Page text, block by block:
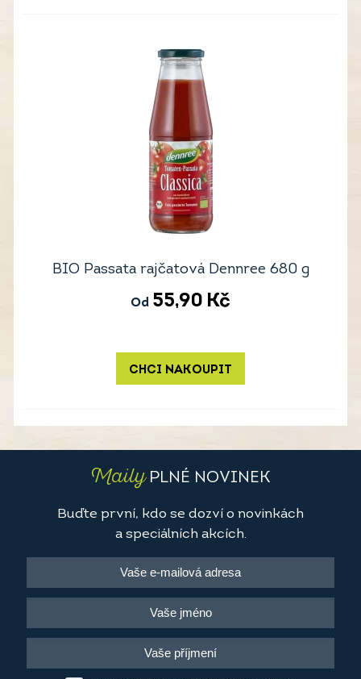
BIO Passata rajčatová Dennree 680 g
Od 55,90 Kč
CHCI NAKOUPIT
MailyPLNÉ NOVINEK
Buďte první, kdo se dozví o novinkách
a speciálních akcích.